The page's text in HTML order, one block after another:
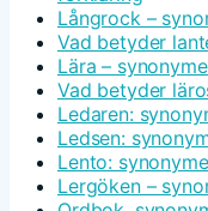
Långrock –
Vad betyder
Lära –
Vad betyder
Ledaren:
Ledsen:
Lento:
Lergöken –